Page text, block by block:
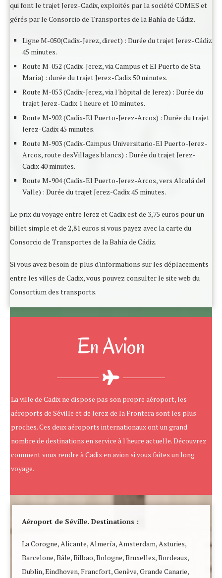
qui font le trajet Jerez-Cadix, exploités par la société COMES et
gérés par le Consorcio de Transportes de la Bahía de Cádiz.
Ligne M-050(Cadix-Jerez, direct) : Durée du trajet Jerez-Cádiz
45 minutes.
Route M-052 (Cadix-Jerez, via Campus et El Puerto de Sta.
María) : durée du trajet Jerez-Cadix 50 minutes.
Route M-053 (Cadix-Jerez, via l'hôpital de Jerez) : Durée du
trajet Jerez-Cadix 1 heure et 10 minutes.
Route M-902 (Cadix-El Puerto-Jerez-Arcos) : Durée du trajet
Jerez-Cadix 45 minutes.
Route M-903 (Cadix-Campus Universitario-El Puerto-Jerez-
Arcos, route desVillages blancs) : Durée du trajet Jerez-
Cadix 40 minutes.
Route M-904 (Cadix-El Puerto-Jerez-Arcos, vers Alcalá del
Valle) : Durée du trajet Jerez-Cadix 45 minutes.
Le prix du voyage entre Jerez et Cadix est de 3,75 euros pour un
billet simple et de 2,81 euros si vous payez avec la carte du
Consorcio de Transportes de la Bahía de Cádiz.
Si vous avez besoin de plus d'informations sur les déplacements
entre les villes de Cadix, vous pouvez consulter le site web du
Consortium des transports.
En Avion
La ville de Cadix ne dispose pas son propre aéroport, les
aéroports de Séville et de Jerez de la Frontera sont les plus
proches. Ces deux aéroports internationaux ont un grand
nombre de destinations en service à l'heure actuelle. Découvrez
comment vous rendre à Cadix en avion si vous faites un long
voyage.
Aéroport de Séville. Destinations :
La Corogne, Alicante, Almería, Amsterdam, Asturies,
Barcelone, Bâle, Bilbao, Bologne, Bruxelles, Bordeaux,
Dublin, Eindhoven, Francfort, Genève, Grande Canarie,